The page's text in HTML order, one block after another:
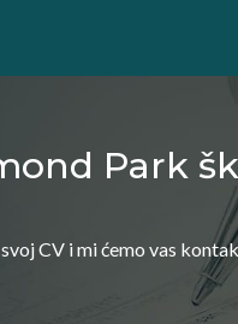
Park
CV i mi ćemo vas